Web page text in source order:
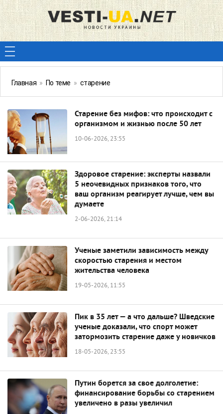
Главная » По теме » старение
Старение без мифов: что происходит с
организмом и жизнью после 50 лет
10-06-2026, 23:55
Здоровое старение: эксперты назвали
5 неочевидных признаков того, что
ваш организм реагирует лучше, чем вы
думаете
2-06-2026, 21:14
Ученые заметили зависимость между
скоростью старения и местом
жительства человека
19-05-2026, 11:55
Пик в 35 лет — а что дальше? Шведские
ученые доказали, что спорт может
затормозить старение даже у новичков
18-05-2026, 23:55
Путин борется за свое долголетие:
финансирование борьбы со старением
увеличено в разы увеличил